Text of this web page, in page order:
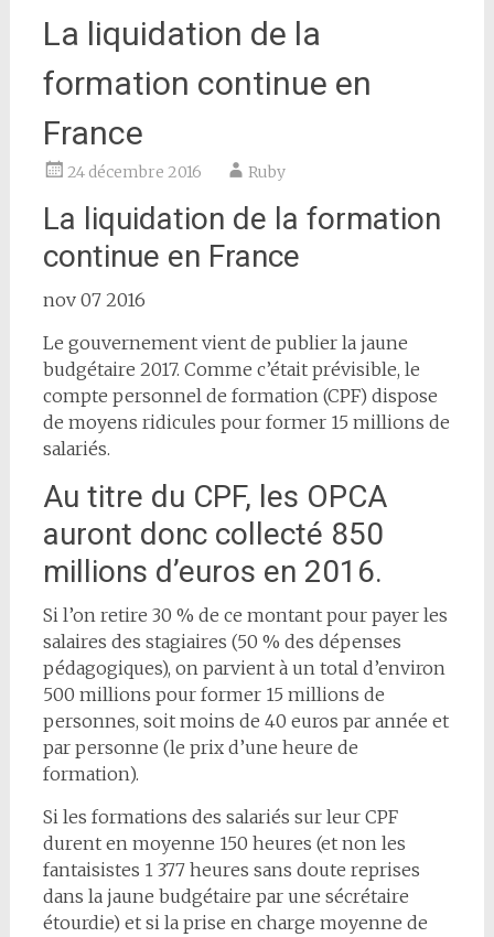
La liquidation de la
formation continue en
France
24 décembre 2016 Ruby
La liquidation de la formation
continue en France
nov 07 2016
Le gouvernement vient de publier la jaune
budgétaire 2017. Comme c’était prévisible, le
compte personnel de formation (CPF) dispose
de moyens ridicules pour former 15 millions de
salariés.
Au titre du CPF, les OPCA
auront donc collecté 850
millions d’euros en 2016.
Si l’on retire 30 % de ce montant pour payer les
salaires des stagiaires (50 % des dépenses
pédagogiques), on parvient à un total d’environ
500 millions pour former 15 millions de
personnes, soit moins de 40 euros par année et
par personne (le prix d’une heure de
formation).
Si les formations des salariés sur leur CPF
durent en moyenne 150 heures (et non les
fantaisistes 1 377 heures sans doute reprises
dans la jaune budgétaire par une sécrétaire
étourdie) et si la prise en charge moyenne de